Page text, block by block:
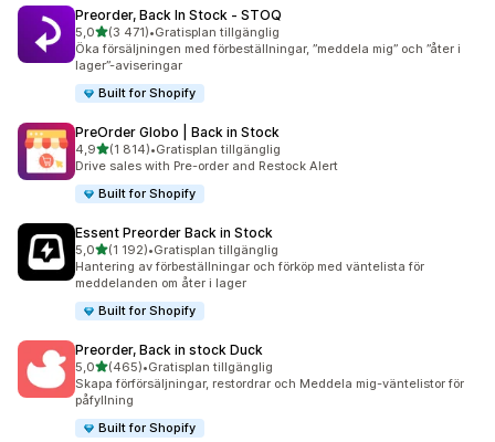
Preorder, Back In Stock ‑ STOQ
5,0av 5 stjärnor
(3 471)
3471 recensioner totalt
•Gratisplan tillgänglig
Öka försäljningen med förbeställningar, ”meddela mig” och ”åter i
lager”-aviseringar
Built for Shopify
PreOrder Globo | Back in Stock
4,9av 5 stjärnor
(1 814)
1814 recensioner totalt
•Gratisplan tillgänglig
Drive sales with Pre-order and Restock Alert
Built for Shopify
Essent Preorder Back in Stock
5,0av 5 stjärnor
(1 192)
1192 recensioner totalt
•Gratisplan tillgänglig
Hantering av förbeställningar och förköp med väntelista för
meddelanden om åter i lager
Built for Shopify
Preorder, Back in stock Duck
5,0av 5 stjärnor
(465)
465 recensioner totalt
•Gratisplan tillgänglig
Skapa förförsäljningar, restordrar och Meddela mig-väntelistor för
påfyllning
Built for Shopify